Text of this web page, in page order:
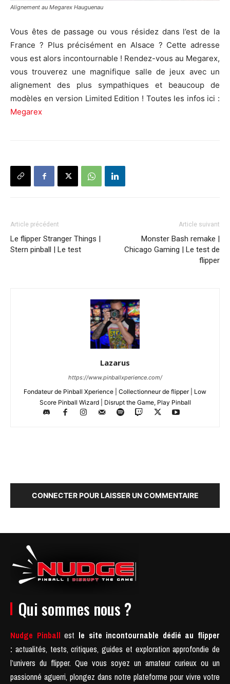
Alignement au Megarex Hauguenau
Vous êtes de passage ou vous résidez dans l’est de la
France ? Plus précisément en Alsace ? Cette adresse
vous est alors incontournable ! Rendez-vous au Megarex,
vous trouverez une magnifique salle de jeux avec un
alignement des plus sympathiques et beaucoup de
modèles en version Limited Edition ! Toutes les infos ici :
Megarex
Article précédent
Le flipper Stranger Things |
Stern pinball | Le test
Article suivant
Monster Bash remake |
Chicago Gaming | Le test de
flipper
Lazarus
https://www.pinballxperience.com/
Fondateur de Pinball Xperience | Collectionneur de flipper | Low
Score Pinball Wizard | Disrupt the Game, Play Pinball
CONNECTER POUR LAISSER UN COMMENTAIRE
Qui sommes nous ?
Nudge Pinball est le site incontournable dédié au flipper
: actualités, tests, critiques, guides et exploration approfondie de
l’univers du flipper. Que vous soyez un amateur curieux ou un
passionné aguerri, plongez dans notre plateforme pour vivre votre